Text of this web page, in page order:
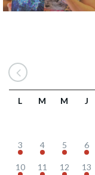
L M M J
3 4 5 6
10 11 12 13